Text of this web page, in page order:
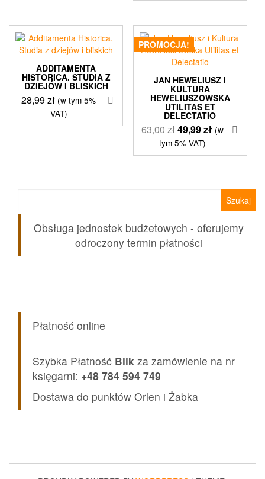
ADDITAMENTA
HISTORICA. STUDIA Z
DZIEJÓW I BLISKICH
28,99zł (w tym 5%
VAT)
PROMOCJA!
JAN HEWELIUSZ I
KULTURA
HEWELIUSZOWSKA
UTILITAS ET
DELECTATIO
63,00złPierwotna
cena
wynosiła:
49,99złAktualna
wynosi:
(w
tym 5% VAT)
Obsługa jednostek budżetowych - oferujemy
odroczony termin płatności
Płatność online
Szybka Płatność Blik za zamówienie na nr
księgarni: +48 784 594 749
Dostawa do punktów Orlen i Żabka